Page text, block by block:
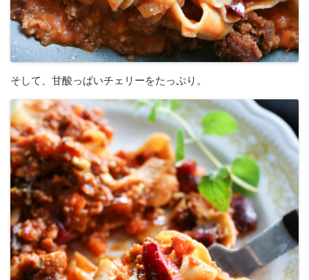
そして、甘酸っぱいチェリーをたっぷり。